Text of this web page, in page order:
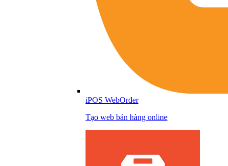
iPOS WebOrder
Tạo web bán hàng online